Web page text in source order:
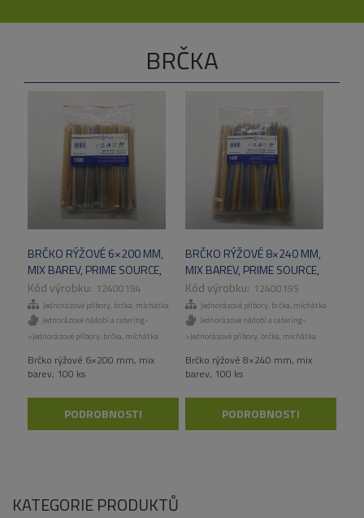
BRČKA
BRČKO RÝŽOVÉ 6×200 MM,
MIX BAREV, PRIME SOURCE,
100 KS/BAL, 36 BAL/KRT
12400194
Jednorázové příbory, brčka, míchátka
Jednorázové nádobí a catering-
>Jednorázové příbory, brčka, míchátka
Brčko rýžové 6×200 mm, mix
barev, 100 ks
PODROBNOSTI
BRČKO RÝŽOVÉ 8×240 MM,
MIX BAREV, PRIME SOURCE,
100 KS/BAL, 22 BAL/KRT
12400195
Jednorázové příbory, brčka, míchátka
Jednorázové nádobí a catering-
>Jednorázové příbory, brčka, míchátka
Brčko rýžové 8×240 mm, mix
barev, 100 ks
PODROBNOSTI
KATEGORIE PRODUKTŮ